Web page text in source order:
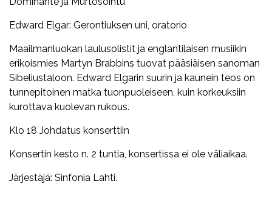
Edward Elgar: Gerontiuksen uni, oratorio
Maailmanluokan laulusolistit ja englantilaisen musiikin
erikoismies Martyn Brabbins tuovat pääsiäisen sanoman
Sibeliustaloon. Edward Elgarin suurin ja kaunein teos on
tunnepitoinen matka tuonpuoleiseen, kuin korkeuksiin
kurottava kuolevan rukous.
Klo 18 Johdatus konserttiin
Konsertin kesto n. 2 tuntia, konsertissa ei ole väliaikaa.
Järjestäjä: Sinfonia Lahti.